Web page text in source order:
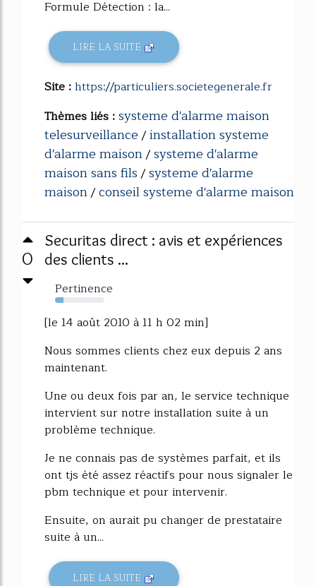
Formule Détection : la...
LIRE LA SUITE
Site :https://particuliers.societegenerale.fr
Thèmes liés :systeme d'alarme maison
telesurveillance/installation systeme
d'alarme maison/systeme d'alarme
maison sans fils/systeme d'alarme
maison/conseil systeme d'alarme maison
0
Securitas direct : avis et expériences
des clients ...
Pertinence
17%
[le 14 août 2010 à 11 h 02 min]
Nous sommes clients chez eux depuis 2 ans
maintenant.
Une ou deux fois par an, le service technique
intervient sur notre installation suite à un
problème technique.
Je ne connais pas de systèmes parfait, et ils
ont tjs été assez réactifs pour nous signaler le
pbm technique et pour intervenir.
Ensuite, on aurait pu changer de prestataire
suite à un...
LIRE LA SUITE